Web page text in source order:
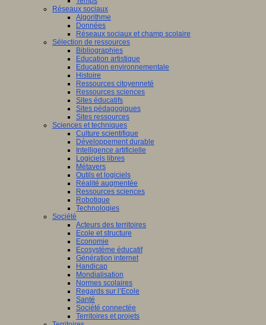
Réseaux sociaux
Algorithme
Données
Réseaux sociaux et champ scolaire
Sélection de ressources
Bibliographies
Education artistique
Education environnementale
Histoire
Ressources citoyenneté
Ressources sciences
Sites éducatifs
Sites pédagogiques
Sites ressources
Sciences et techniques
Culture scientifique
Développement durable
Intelligence artificielle
Logiciels libres
Métavers
Outils et logiciels
Réalité augmentée
Ressources sciences
Robotique
Technologies
Société
Acteurs des territoires
Ecole et structure
Economie
Ecosystème éducatif
Génération internet
Handicap
Mondialisation
Normes scolaires
Regards sur l’Ecole
Santé
Société connectée
Territoires et projets